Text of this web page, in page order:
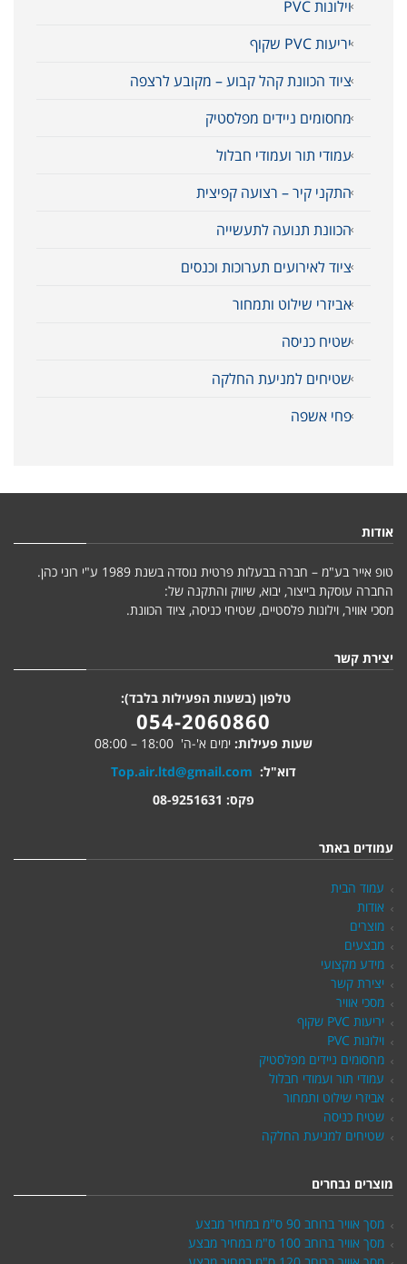
וילונות PVC
יריעות PVC שקוף
ציוד הכוונת קהל קבוע – מקובע לרצפה
מחסומים ניידים מפלסטיק
עמודי תור ועמודי חבלול
התקני קיר – רצועה קפיצית
הכוונת תנועה לתעשייה
ציוד לאירועים תערוכות וכנסים
אביזרי שילוט ותמחור
שטיח כניסה
שטיחים למניעת החלקה
פחי אשפה
אודות
טופ אייר בע"מ – חברה בבעלות פרטית נוסדה בשנת 1989 ע"י רוני כהן.
החברה עוסקת בייצור, יבוא, שיווק והתקנה של:
מסכי אוויר, וילונות פלסטיים, שטיחי כניסה, ציוד הכוונת.
יצירת קשר
טלפון (בשעות הפעילות בלבד):
054-2060860
שעות פעילות: ימים א'-ה' 18:00 – 08:00
דוא"ל: Top.air.ltd@gmail.com
פקס: 08-9251631
עמודים באתר
עמוד הבית
אודות
מוצרים
מבצעים
מידע מקצועי
יצירת קשר
מסכי אוויר
יריעות PVC שקוף
וילונות PVC
מחסומים ניידים מפלסטיק
עמודי תור ועמודי חבלול
אביזרי שילוט ותמחור
שטיח כניסה
שטיחים למניעת החלקה
מוצרים נבחרים
מסך אוויר ברוחב 90 ס"מ במחיר מבצע
מסך אוויר ברוחב 100 ס"מ במחיר מבצע